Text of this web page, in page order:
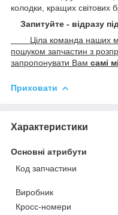
колодки, кращих світових
Запитуйте - відразу
Ціла команда наших
пошуком запчастин з
запропонувати Вам самі
Приховати
Характеристики
Основні атрибути
Код запчастини
Виробник
Кросс-номери